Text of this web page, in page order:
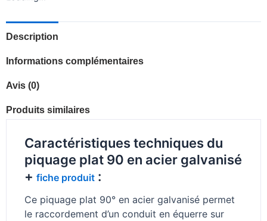
Description
Informations complémentaires
Avis (0)
Produits similaires
Caractéristiques techniques du
piquage plat 90 en acier galvanisé
+ fiche produit :
Ce piquage plat 90° en acier galvanisé permet
le raccordement d’un conduit en équerre sur